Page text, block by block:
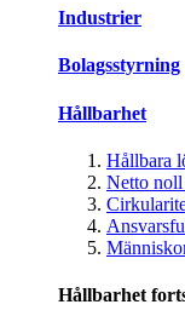
Industrier
Bolagsstyrning
Hållbarhet
Hållbara
Netto
Hållbarhet